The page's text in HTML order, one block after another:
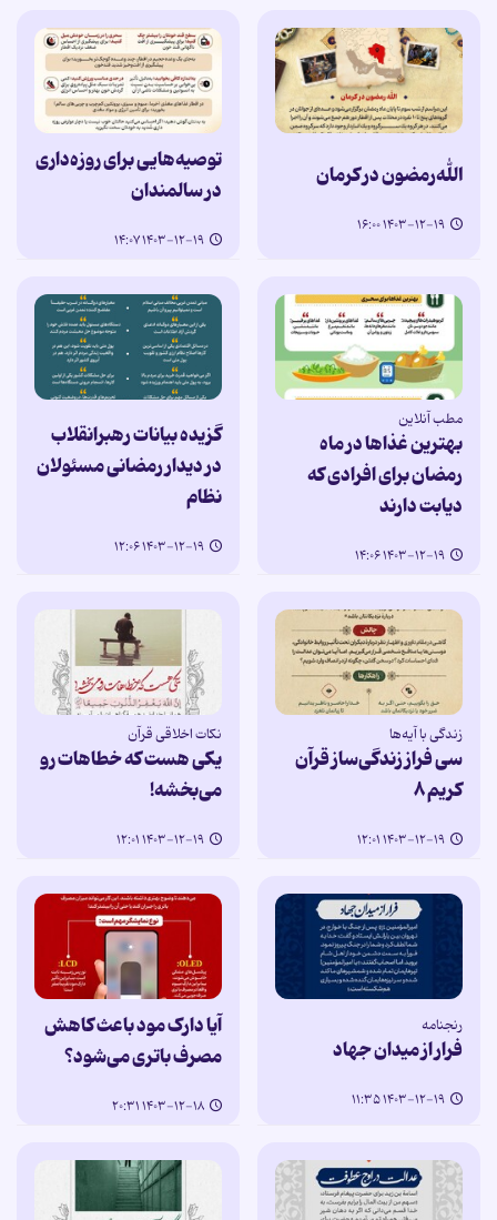
الله‌رمضون در کرمان
۱۴۰۳-۱۲-۱۹ ۱۶:۰۰
توصیه‌هایی برای روزه‌داری
در سالمندان
۱۴۰۳-۱۲-۱۹ ۱۴:۰۷
مطب آنلاین
بهترین غذاها در ماه
رمضان برای افرادی که
دیابت دارند
۱۴۰۳-۱۲-۱۹ ۱۴:۰۶
گزیده بیانات رهبرانقلاب
در دیدار رمضانی مسئولان
نظام
۱۴۰۳-۱۲-۱۹ ۱۲:۰۶
زندگی با آیه‌ها
سی فراز زندگی‌ساز قرآن
کریم ۸
۱۴۰۳-۱۲-۱۹ ۱۲:۰۱
نکات اخلاقی قرآن
یکی هست که خطاهات رو
می‌بخشه!
۱۴۰۳-۱۲-۱۹ ۱۲:۰۱
رنجنامه
فرار از میدان جهاد
۱۴۰۳-۱۲-۱۹ ۱۱:۳۵
آیا دارک مود باعث کاهش
مصرف باتری می‌شود؟
۱۴۰۳-۱۲-۱۸ ۲۰:۳۱